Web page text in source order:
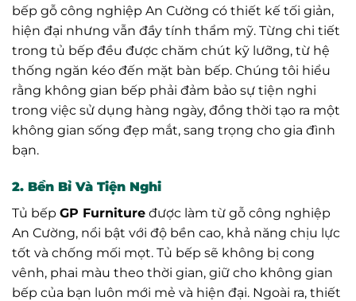
bếp gỗ công nghiệp An Cường có thiết kế tối giản,
hiện đại nhưng vẫn đầy tính thẩm mỹ. Từng chi tiết
trong tủ bếp đều được chăm chút kỹ lưỡng, từ hệ
thống ngăn kéo đến mặt bàn bếp. Chúng tôi hiểu
rằng không gian bếp phải đảm bảo sự tiện nghi
trong việc sử dụng hàng ngày, đồng thời tạo ra một
không gian sống đẹp mắt, sang trọng cho gia đình
bạn.
2. Bền Bỉ Và Tiện Nghi
Tủ bếp GP Furniture được làm từ gỗ công nghiệp
An Cường, nổi bật với độ bền cao, khả năng chịu lực
tốt và chống mối mọt. Tủ bếp sẽ không bị cong
vênh, phai màu theo thời gian, giữ cho không gian
bếp của bạn luôn mới mẻ và hiện đại. Ngoài ra, thiết